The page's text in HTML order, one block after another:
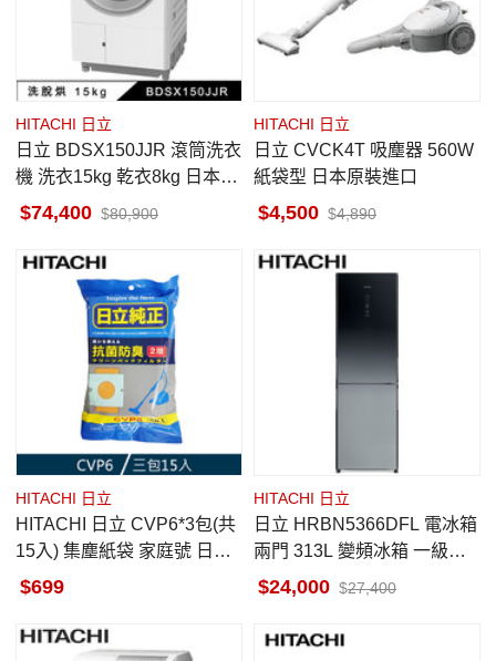
HITACHI 日立
日立 BDSX150JJR 滾筒洗衣
機 洗衣15kg 乾衣8kg 日本製
洗脫烘 雪霧白 右開
74,400 80,900
HITACHI 日立
日立 CVCK4T 吸塵器 560W
紙袋型 日本原裝進口
4,500 4,890
HITACHI 日立
HITACHI 日立 CVP6*3包(共
15入) 集塵紙袋 家庭號 日立
吸塵器專用
699
HITACHI 日立
日立 HRBN5366DFL 電冰箱
兩門 313L 變頻冰箱 一級能
效 漸層琉璃黑 左開
24,000 27,400